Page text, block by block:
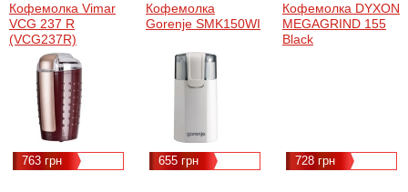
Кофемолка Vimar
VCG 237 R
(VCG237R)
763 грн
Кофемолка
Gorenje SMK150WI
655 грн
Кофемолка DYXON
MEGAGRIND 155
Black
728 грн